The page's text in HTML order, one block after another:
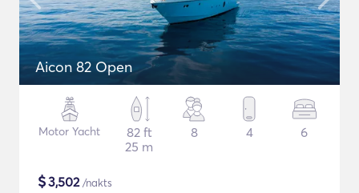
Aicon 82 Open
Motor Yacht
82 ft
25 m
8 4 6
$3,502/nakts